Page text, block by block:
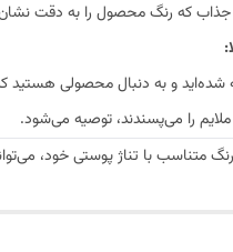
که رنگ محصول را به دقت
شده‌اید و به دنبال محصولی
را می‌پسندند، توصیه می‌شود.
متناسب با تناژ پوستی خود،